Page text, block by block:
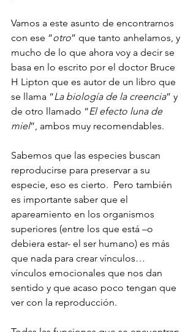
Vamos a este asunto de encontrarnos
con ese “otro” que tanto anhelamos, y
mucho de lo que ahora voy a decir se
basa en lo escrito por el doctor Bruce
H Lipton que es autor de un libro que
se llama “La biología de la creencia” y
de otro llamado “El efecto luna de
miel”, ambos muy recomendables.
Sabemos que las especies buscan
reproducirse para preservar a su
especie, eso es cierto.  Pero también
es importante saber que el
apareamiento en los organismos
superiores (entre los que está –o
debiera estar- el ser humano) es más
que nada para crear vínculos…
vínculos emocionales que nos dan
sentido y que acaso poco tengan que
ver con la reproducción.